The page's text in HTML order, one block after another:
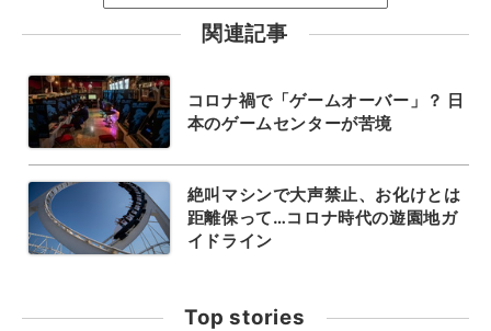
関連記事
コロナ禍で「ゲームオーバー」？ 日
本のゲームセンターが苦境
絶叫マシンで大声禁止、お化けとは
距離保って…コロナ時代の遊園地ガ
イドライン
Top stories